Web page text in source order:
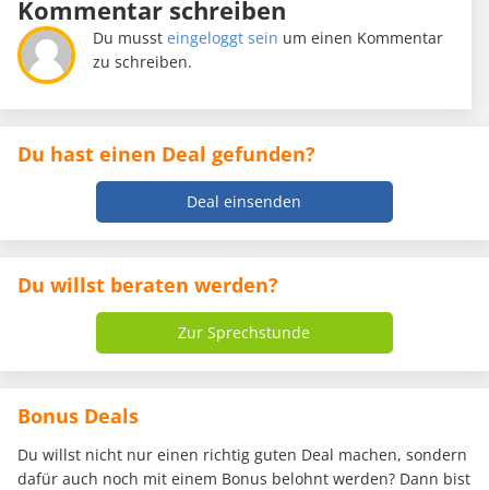
Kommentar schreiben
Du mussteingeloggt sein um einen Kommentar
zu schreiben.
Du hast einen Deal gefunden?
Deal einsenden
Du willst beraten werden?
Zur Sprechstunde
Bonus Deals
Du willst nicht nur einen richtig guten Deal machen, sondern
dafür auch noch mit einem Bonus belohnt werden? Dann bist